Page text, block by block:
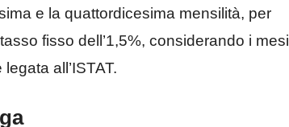
e la quattordicesima mensilità, per
fisso dell’1,5%, considerando i mesi
all’ISTAT.